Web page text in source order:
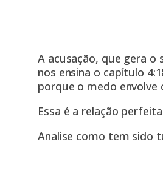
A acusação, que gera
nos ensina o capítulo
porque o medo
Essa é a relação
Analise como tem sido